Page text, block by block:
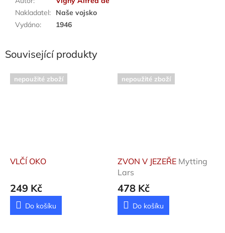
Nakladatel:
Naše vojsko
Vydáno: 1946
Související produkty
nepoužité zboží
VLČÍ OKO
249 Kč
Do košíku
nepoužité zboží
ZVON V JEZEŘE Mytting
Lars
478 Kč
Do košíku